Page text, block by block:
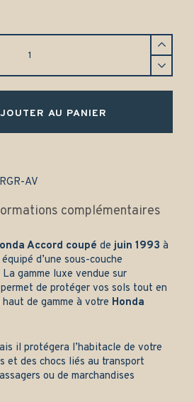
AU PANIER
AV
complémentaires
Accord coupé de juin 1993 à
d’une sous-couche
gamme luxe vendue sur
permet de protéger vos sols tout en
de gamme à votre Honda
il protégera l’habitacle de votre
et des chocs liés au transport
ou de marchandises